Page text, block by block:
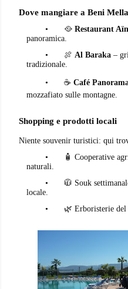
Dove mangiare a Beni
• 🥘 Restaurant
panoramica.
•
🍖 Al Baraka –
tradizionale.
• ☕ Café
mozzafiato sulle montagne.
Shopping e prodotti locali
Niente souvenir turistici: qui
•
🧴 Cooperative
naturali.
•
🧥 Souk
locale.
•
🌿 Erboristerie del